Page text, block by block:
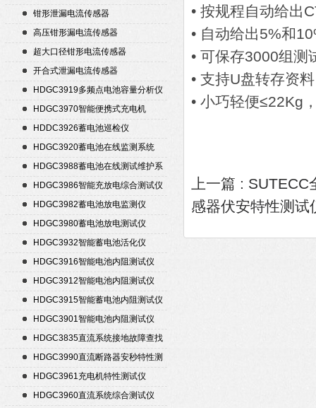
钳形泄漏电流传感器
高压钳形漏电流传感器
超大口径钳形电流传感器
开合式泄漏电流传感器
HDGC3919多频点电池容量分析仪
HDGC3970智能便携式充电机
HDDC3926蓄电池巡检仪
HDGC3920蓄电池在线监测系统
HDGC3988蓄电池在线测试维护系
统
HDGC3986智能充放电综合测试仪
HDGC3982蓄电池放电监测仪
HDGC3980蓄电池放电测试仪
HDGC3932智能蓄电池活化仪
HDGC3916智能电池内阻测试仪
HDGC3912智能电池内阻测试仪
HDGC3915智能蓄电池内阻测试仪
HDGC3901智能电池内阻测试仪
HDGC3835直流系统接地故障查找
仪
HDGC3990直流断路器安秒特性测
试仪
HDGC3961充电机特性测试仪
HDGC3960直流系统综合测试仪
• 按规程自动给出
• 自动给出5%和
• 可保存3000组测
• 支持U盘转存资
• 小巧轻便≤22Kg
上一篇 : SUTECC
感器伏安特性测试